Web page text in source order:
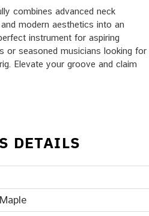
combines advanced neck
modern aesthetics into an
instrument for aspiring
or seasoned musicians looking for
Elevate your groove and claim
DETAILS